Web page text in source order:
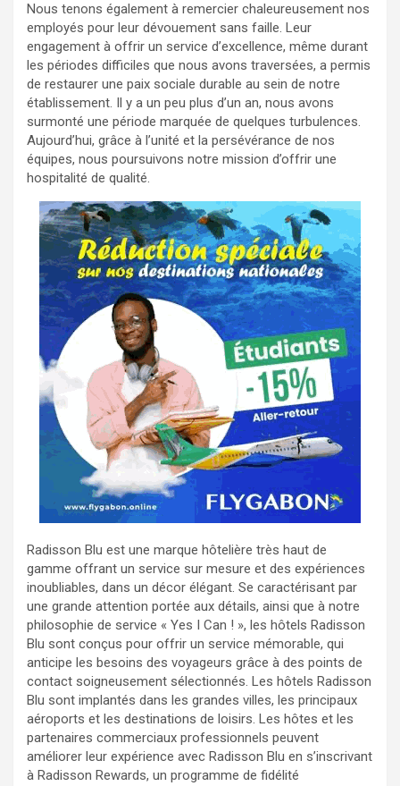
Nous tenons également à remercier chaleureusement nos
employés pour leur dévouement sans faille. Leur
engagement à offrir un service d’excellence, même durant
les périodes difficiles que nous avons traversées, a permis
de restaurer une paix sociale durable au sein de notre
établissement. Il y a un peu plus d’un an, nous avons
surmonté une période marquée de quelques turbulences.
Aujourd’hui, grâce à l’unité et la persévérance de nos
équipes, nous poursuivons notre mission d’offrir une
hospitalité de qualité.
Radisson Blu est une marque hôtelière très haut de
gamme offrant un service sur mesure et des expériences
inoubliables, dans un décor élégant. Se caractérisant par
une grande attention portée aux détails, ainsi que à notre
philosophie de service « Yes I Can ! », les hôtels Radisson
Blu sont conçus pour offrir un service mémorable, qui
anticipe les besoins des voyageurs grâce à des points de
contact soigneusement sélectionnés. Les hôtels Radisson
Blu sont implantés dans les grandes villes, les principaux
aéroports et les destinations de loisirs. Les hôtes et les
partenaires commerciaux professionnels peuvent
améliorer leur expérience avec Radisson Blu en s’inscrivant
à Radisson Rewards, un programme de fidélité